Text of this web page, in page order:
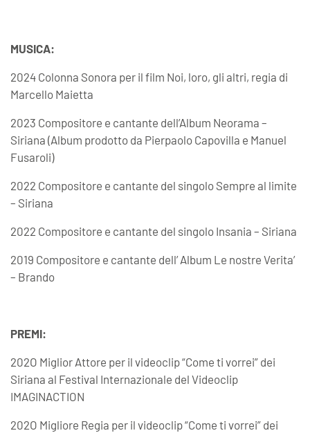
MUSICA:
2024 Colonna Sonora per il film Noi, loro, gli altri, regia di
Marcello Maietta
2023 Compositore e cantante dell’Album Neorama –
Siriana (Album prodotto da Pierpaolo Capovilla e Manuel
Fusaroli)
2022 Compositore e cantante del singolo Sempre al limite
– Siriana
2022 Compositore e cantante del singolo Insania – Siriana
2019 Compositore e cantante dell’ Album Le nostre Verita’
– Brando
PREMI:
202O Miglior Attore per il videoclip “Come ti vorrei” dei
Siriana al Festival Internazionale del Videoclip
IMAGINACTION
202O Migliore Regia per il videoclip “Come ti vorrei” dei